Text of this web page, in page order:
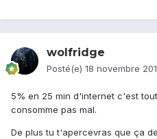
wolfridge
Posté(e) 18 novembre
5% en 25 min d'internet c'est
consomme pas mal.
De plus tu t'apercevras que ça